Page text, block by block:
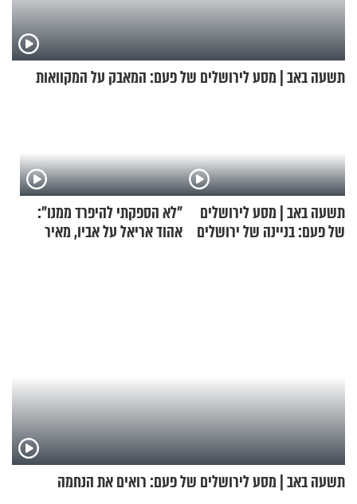
תשעה באב | מסע לירושלים של פעם: המאבק על המקוואות
תשעה באב | מסע לירושלים
של פעם: בניינה של ירושלים
"לא הספקתי להיפרד ממנו":
אהוד אריאל על אביו, מאיר
תשעה באב | מסע לירושלים של פעם: רואים את הנחמה